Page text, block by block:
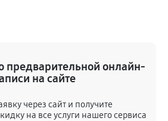
приставки Sony PlayStation
предварительной онлайн-
на сайте
через сайт и получите
на все услуги нашего сервиса